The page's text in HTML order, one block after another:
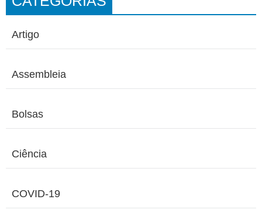
Artigo
Assembleia
Bolsas
Ciência
COVID-19